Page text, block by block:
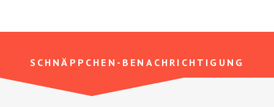
SCHNÄPPCHEN-BENACHRICHTIGUNG